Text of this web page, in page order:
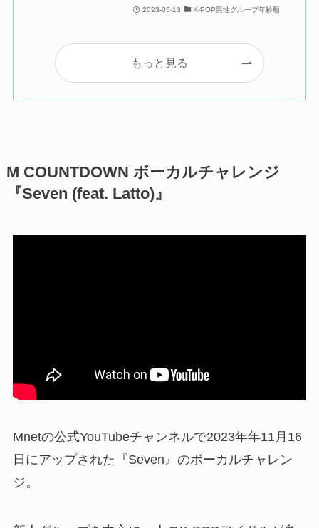
2023-05-13 K-POP男性グループ年齢順
もっと見る
M COUNTDOWN ボーカルチャレンジ
『Seven (feat. Latto)』
Mnetの公式YouTubeチャンネルで2023年年11月16
日にアップされた『Seven』のボーカルチャレン
ジ。